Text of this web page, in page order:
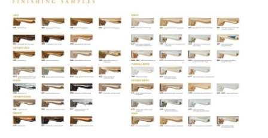
дверных блоков в квартиры и офисы с
использованием лифтов или монтажных
средств
Распаковка и расстановка— специалисты
распаковывают товар и устанавливают его в
указанное место
Вывоз упаковочного материала— полная